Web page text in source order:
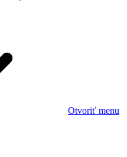
Otvoriť menu